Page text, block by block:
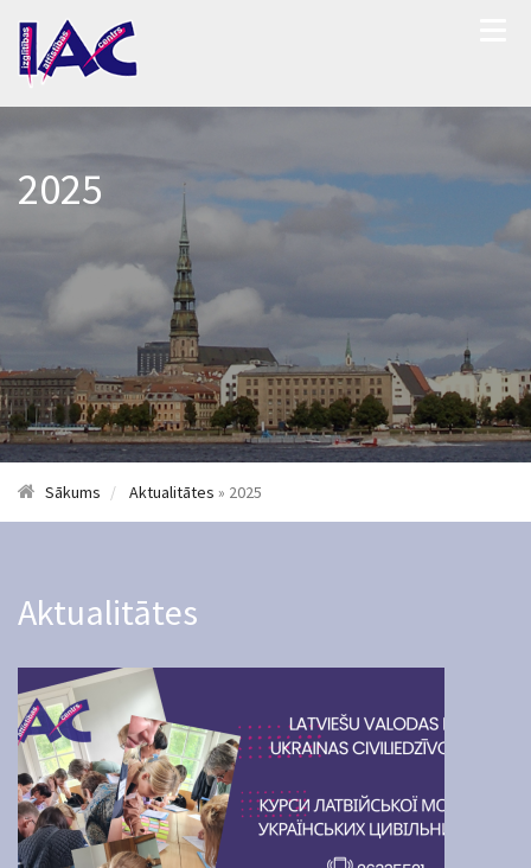
2025
Sākums Aktualitātes » 2025
Aktualitātes